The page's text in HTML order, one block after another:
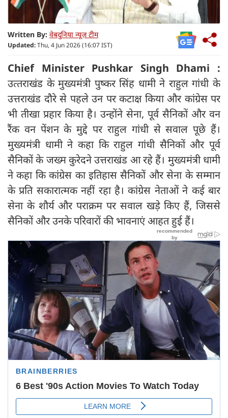
Written By: वेबदुनिया न्यूज़ टीम
Updated:Thu, 4 Jun 2026 (16:07 IST)
Chief Minister Pushkar Singh Dhami :
उत्‍तराखंड के मुख्यमंत्री पुष्कर सिंह धामी ने राहुल गांधी के
उत्तराखंड दौरे से पहले उन पर कटाक्ष किया और कांग्रेस पर
भी तीखा प्रहार किया है। उन्होंने सेना, पूर्व सैनिकों और वन
रैंक वन पेंशन के मुद्दे पर राहुल गांधी से सवाल पूछे हैं।
मुख्यमंत्री धामी ने कहा कि राहुल गांधी सैनिकों और पूर्व
सैनिकों के जख्म कुरेदने उत्तराखंड आ रहे हैं। मुख्यमंत्री धामी
ने कहा कि कांग्रेस का इतिहास सैनिकों और सेना के सम्मान
के प्रति सकारात्मक नहीं रहा है। कांग्रेस नेताओं ने कई बार
सेना के शौर्य और पराक्रम पर सवाल खड़े किए हैं, जिससे
सैनिकों और उनके परिवारों की भावनाएं आहत हुई हैं।